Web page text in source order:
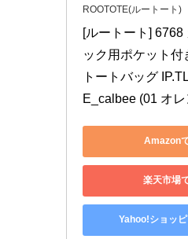
ROOTOTE(ルートート)
[ルートート] 6768
ック用ポケット付
トートバッグ
E_calbee (01 オ
Amazon
楽天市場
Yahoo!ショッ